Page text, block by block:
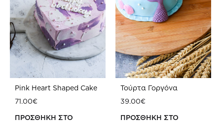
Pink Heart Shaped Cake
71.00€
ΠΡΟΣΘΗΚΗ ΣΤΟ
Τούρτα Γοργόνα
39.00€
ΠΡΟΣΘΗΚΗ ΣΤΟ